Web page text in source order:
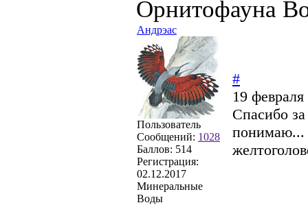
Орнитофауна
Андрэас
Пользователь
Сообщений: 1028
Баллов: 514
Регистрация:
02.12.2017
Минеральные
Воды
#
19
Спасибо
понимаю...